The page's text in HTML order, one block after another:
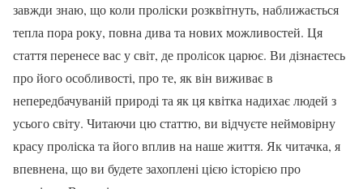
завжди знаю, що коли проліски розквітнуть, наближається
тепла пора року, повна дива та нових можливостей. Ця
стаття перенесе вас у світ, де пролісок царює. Ви дізнаєтесь
про його особливості, про те, як він виживає в
непередбачуваній природі та як ця квітка надихає людей з
усього світу. Читаючи цю статтю, ви відчуєте неймовірну
красу проліска та його вплив на наше життя. Як читачка, я
впевнена, що ви будете захоплені цією історією про